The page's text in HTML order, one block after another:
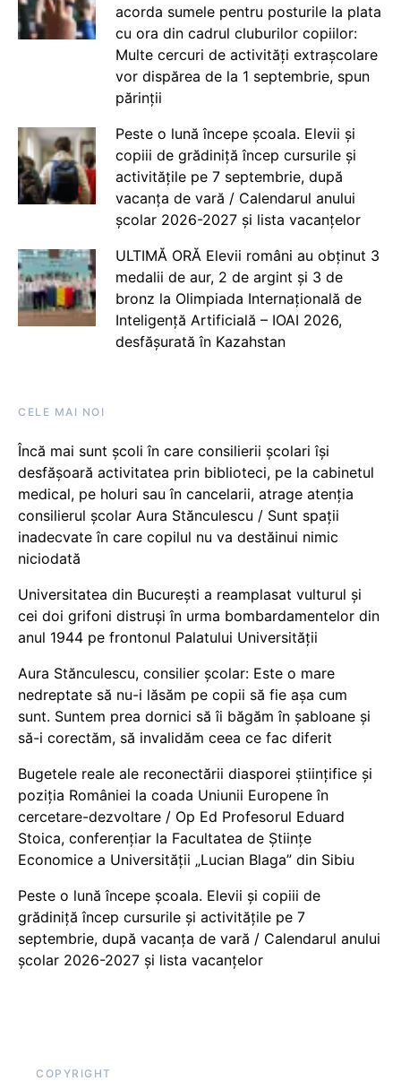
acorda sumele pentru posturile la plata
cu ora din cadrul cluburilor copiilor:
Multe cercuri de activități extrașcolare
vor dispărea de la 1 septembrie, spun
părinții
Peste o lună începe școala. Elevii și
copiii de grădiniță încep cursurile și
activitățile pe 7 septembrie, după
vacanța de vară / Calendarul anului
școlar 2026-2027 și lista vacanțelor
ULTIMĂ ORĂ Elevii români au obținut 3
medalii de aur, 2 de argint și 3 de
bronz la Olimpiada Internațională de
Inteligență Artificială – IOAI 2026,
desfășurată în Kazahstan
CELE MAI NOI
Încă mai sunt școli în care consilierii școlari își
desfășoară activitatea prin biblioteci, pe la cabinetul
medical, pe holuri sau în cancelarii, atrage atenția
consilierul școlar Aura Stănculescu / Sunt spații
inadecvate în care copilul nu va destăinui nimic
niciodată
Universitatea din București a reamplasat vulturul și
cei doi grifoni distruși în urma bombardamentelor din
anul 1944 pe frontonul Palatului Universității
Aura Stănculescu, consilier școlar: Este o mare
nedreptate să nu-i lăsăm pe copii să fie așa cum
sunt. Suntem prea dornici să îi băgăm în șabloane și
să-i corectăm, să invalidăm ceea ce fac diferit
Bugetele reale ale reconectării diasporei științifice și
poziția României la coada Uniunii Europene în
cercetare-dezvoltare / Op Ed Profesorul Eduard
Stoica, conferențiar la Facultatea de Științe
Economice a Universității „Lucian Blaga” din Sibiu
Peste o lună începe școala. Elevii și copiii de
grădiniță încep cursurile și activitățile pe 7
septembrie, după vacanța de vară / Calendarul anului
școlar 2026-2027 și lista vacanțelor
COPYRIGHT